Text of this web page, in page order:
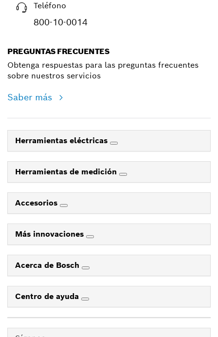
Teléfono
800-10-0014
PREGUNTAS FRECUENTES
Obtenga respuestas para las preguntas frecuentes
sobre nuestros servicios
Saber más
Herramientas eléctricas
Herramientas de medición
Accesorios
Más innovaciones
Acerca de Bosch
Centro de ayuda